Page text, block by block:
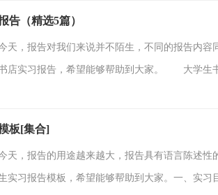
告（精选5篇）
天，报告对我们来说并不陌生，不同的报告内
书店实习报告，希望能够帮助到大家。 大
。之前去书店都是以顾客的身份，这次角色要作
板[集合]
天，报告的用途越来越大，报告具有语言陈述
实习报告模板，希望能够帮助到大家。一、实习